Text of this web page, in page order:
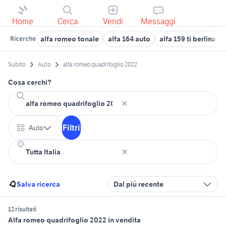
Home Cerca Vendi Messaggi
Ricerche alfa romeo tonale alfa 164 auto alfa 159 ti berlina
Subito Auto alfa romeo quadrifoglio 2022
Cosa cerchi?
Auto Filtri
Salva ricerca Dal più recente
12 risultati
Alfa romeo quadrifoglio 2022 in vendita